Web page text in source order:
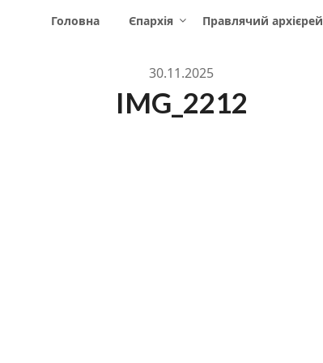
Головна Єпархія Правлячий архієрей
30.11.2025
IMG_2212